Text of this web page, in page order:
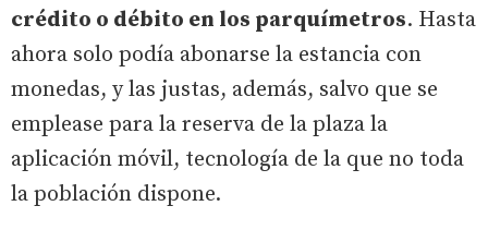
crédito o débito en los parquímetros. Hasta
ahora solo podía abonarse la estancia con
monedas, y las justas, además, salvo que se
emplease para la reserva de la plaza la
aplicación móvil, tecnología de la que no toda
la población dispone.